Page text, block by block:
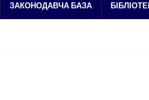
ЗАКОНОДАВЧА БАЗА